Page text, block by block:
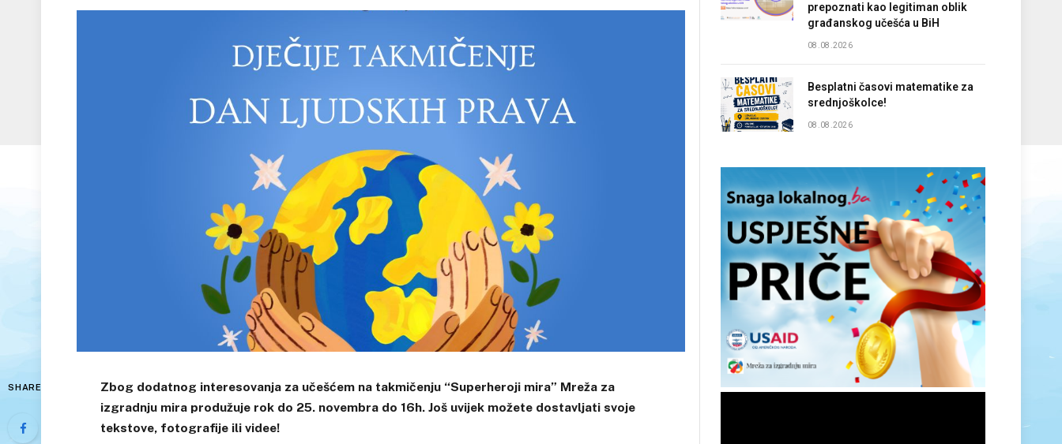
SHARE
Zbog dodatnog interesovanja za učešćem na takmičenju “Superheroji mira” Mreža za
izgradnju mira produžuje rok do 25. novembra do 16h. Još uvijek možete dostavljati svoje
tekstove, fotografije ili videe!
prepoznati kao legitiman oblik
građanskog učešća u BiH
08.08.2026
Besplatni časovi matematike za
srednjoškolce!
08.08.2026